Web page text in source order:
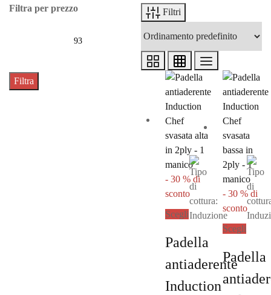
Filtra per prezzo
Filtra
Filtri
- 30 % di
sconto
ScegliQuesto prodotto ha
Padella
antiaderente
Induction
- 30 % di
sconto
Scegli
Padella